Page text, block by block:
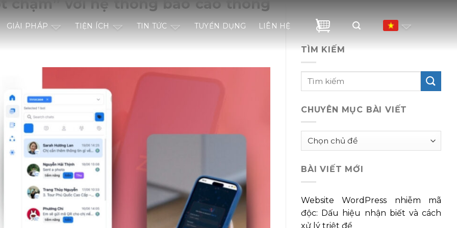
GIẢI PHÁP TIỆN ÍCH TIN TỨC TUYỂN DỤNG LIÊN HỆ
chạm” với hệ thống báo cáo thông
TÌM KIẾM
CHUYÊN MỤC BÀI VIẾT
Chuyên
viết
BÀI VIẾT MỚI
Website WordPress nhiễm mã
độc: Dấu hiệu nhận biết và cách
xử lý triệt để